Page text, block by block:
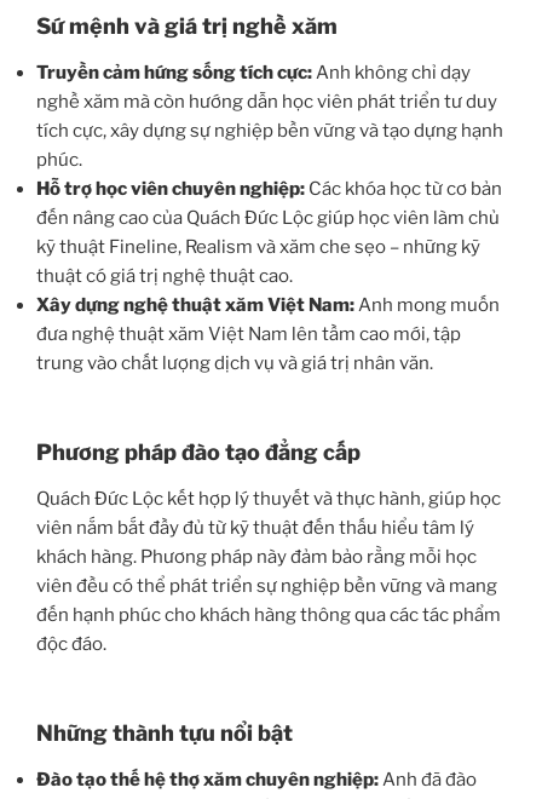
Sứ mệnh và giá trị nghề xăm
Truyền cảm hứng sống tích cực:Anh không chỉ dạy
nghề xăm mà còn hướng dẫn học viên phát triển tư duy
tích cực, xây dựng sự nghiệp bền vững và tạo dựng hạnh
phúc.
Hỗ trợ học viên chuyên nghiệp: Các khóa học từ cơ bản
đến nâng cao của Quách Đức Lộc giúp học viên làm chủ
kỹ thuật Fineline, Realism và xăm che sẹo – những kỹ
thuật có giá trị nghệ thuật cao.
Xây dựng nghệ thuật xăm Việt Nam:Anh mong muốn
đưa nghệ thuật xăm Việt Nam lên tầm cao mới, tập
trung vào chất lượng dịch vụ và giá trị nhân văn.
Phương pháp đào tạo đẳng cấp
Quách Đức Lộc kết hợp lý thuyết và thực hành, giúp học
viên nắm bắt đầy đủ từ kỹ thuật đến thấu hiểu tâm lý
khách hàng. Phương pháp này đảm bảo rằng mỗi học
viên đều có thể phát triển sự nghiệp bền vững và mang
đến hạnh phúc cho khách hàng thông qua các tác phẩm
độc đáo.
Những thành tựu nổi bật
Đào tạo thế hệ thợ xăm chuyên nghiệp:Anh đã đào